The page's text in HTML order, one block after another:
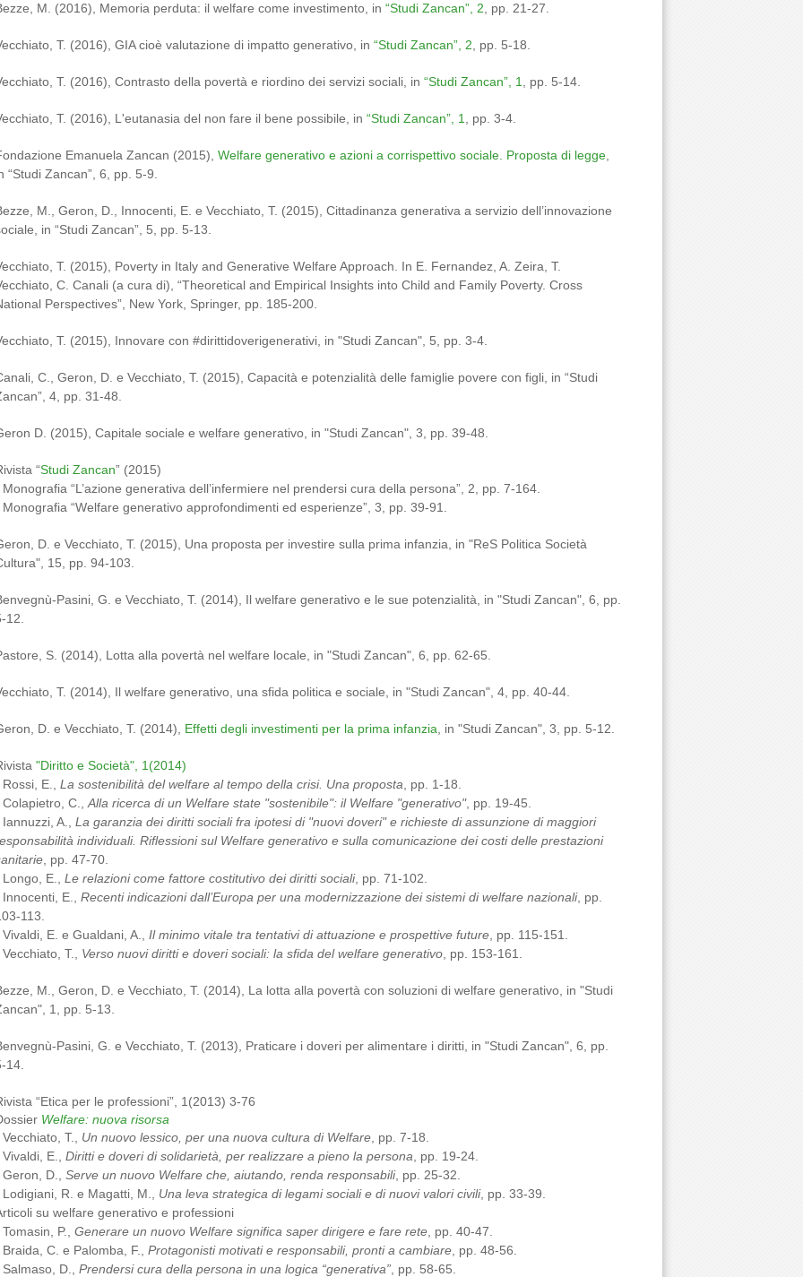
M. (2016), Memoria perduta: il welfare come investimento, in “Studi Zancan”, 2 , pp. 21-27.
T. (2016), GIA cioè valutazione di impatto generativo, in “Studi Zancan”, 2 , pp. 5-18.
T. (2016), Contrasto della povertà e riordino dei servizi sociali, in “Studi Zancan”, 1 , pp. 5-14.
T. (2016), L'eutanasia del non fare il bene possibile, in “Studi Zancan”, 1 , pp. 3-4.
Emanuela Zancan (2015), Welfare generativo e azioni a corrispettivo sociale. Proposta di legge
“Studi Zancan”, 6, pp. 5-9.
M., Geron, D., Innocenti, E. e Vecchiato, T. (2015), Cittadinanza generativa a servizio dell’innovazione
in “Studi Zancan”, 5, pp. 5-13.
T. (2015), Poverty in Italy and Generative Welfare Approach. In E. Fernandez, A. Zeira, T.
C. Canali (a cura di), “Theoretical and Empirical Insights into Child and Family Poverty. Cross
Perspectives”, New York, Springer, pp. 185-­200.
T. (2015), Innovare con #dirittidoverigenerativi, in "Studi Zancan", 5, pp. 3-4.
C., Geron, D. e Vecchiato, T. (2015), Capacità e potenzialità delle famiglie povere con figli, in “Studi
4, pp. 31-48.
D. (2015), Capitale sociale e welfare generativo, in "Studi Zancan", 3, pp. 39-48.
“Studi Zancan” (2015)
Monografia “L’azione generativa dell’infermiere nel prendersi cura della persona”, 2, pp. 7-164.
Monografia “Welfare generativo approfondimenti ed esperienze”, 3, pp. 39-91.
D. e Vecchiato, T. (2015), Una proposta per investire sulla prima infanzia, in "ReS Politica Società
15, pp. 94-103.
Pasini, G. e Vecchiato, T. (2014), Il welfare generativo e le sue potenzialità, in "Studi Zancan", 6, pp.
12.
S. (2014), Lotta alla povertà nel welfare locale, in "Studi Zancan", 6, pp. 62-65.
T. (2014), Il welfare generativo, una sfida politica e sociale, in "Studi Zancan", 4, pp. 40-44.
D. e Vecchiato, T. (2014), Effetti degli investimenti per la prima infanzia , in "Studi Zancan", 3, pp. 5-12.
"Diritto e Società", 1(2014)
ossi, E., La sostenibilità del welfare al tempo della crisi. Una proposta , pp. 1-18.
C., Alla ricerca di un Welfare state "sostenibile": il Welfare "generativo", pp. 19-45.
A., La garanzia dei diritti sociali fra ipotesi di "nuovi doveri" e richieste di assunzione di maggiori
individuali. Riflessioni sul Welfare generativo e sulla comunicazione dei costi delle prestazioni
, pp. 47-70.
E., Le relazioni come fattore costitutivo dei diritti sociali, pp. 71-102.
E., Recenti indicazioni dall’Europa per una modernizzazione dei sistemi di welfare nazionali, pp.
113.
E. e Gualdani, A., Il minimo vitale tra tentativi di attuazione e prospettive future , pp. 115-151.
T., Verso nuovi diritti e doveri sociali: la sfida del welfare generativo , pp. 153-161.
M., Geron, D. e Vecchiato, T. (2014), La lotta alla povertà con soluzioni di welfare generativo, in "Studi
1, pp. 5-13.
Pasini, G. e Vecchiato, T. (2013), Praticare i doveri per alimentare i diritti, in "Studi Zancan", 6, pp.
14.
“Etica per le professioni”, 1(2013) 3-76
Welfare: nuova risorsa
Vecchiato, T., Un nuovo lessico, per una nuova cultura di Welfare , pp. 7-18.
Vivaldi, E., Diritti e doveri di solidarietà, per realizzare a pieno la persona , pp. 19-24.
Geron, D., Serve un nuovo Welfare che, aiutando, renda responsabili, pp. 25-32.
Lodigiani, R. e Magatti, M., Una leva strategica di legami sociali e di nuovi valori civili, pp. 33-39.
su welfare generativo e professioni
Tomasin, P., Generare un nuovo Welfare significa saper dirigere e fare rete , pp. 40-47.
Braida, C. e Palomba, F.,
Protagonisti motivati e responsabili, pronti a cambiare , pp. 48-56.
Salmaso, D., Prendersi cura della persona in una logica “generativa” , pp. 58-65.